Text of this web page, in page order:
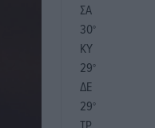
ΣΑ
30°
ΚΥ
29°
ΔΕ
29°